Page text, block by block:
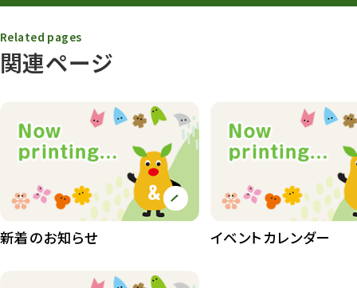
動物園
動物園その他 117
植物園 510
植物たち 407
植物園長の庭
関連ページ
Related pages
新着のお知らせ イベントカレンダー